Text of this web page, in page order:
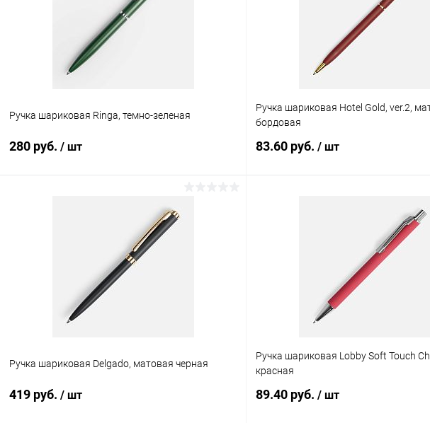
Ручка шариковая Ringa, темно-зеленая
280 руб. / шт
К сравнению
Ручка шариковая Hotel Gold, ver.2,
бордовая
83.60 руб. / шт
К
Ручка шариковая Delgado, матовая черная
419 руб. / шт
Ручка шариковая Lobby Soft Touch
красная
89.40 руб. / шт